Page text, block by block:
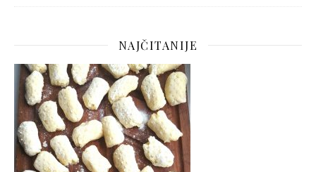
NAJČITANIJE